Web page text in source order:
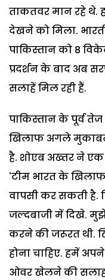
ताकतवर मान रहे थे.
देखने को मिला.
पाकिस्तान को 8
प्रदर्शन के बाद अब
सलाहें मिल रही हैं.
पाकिस्तान के पूर्व
खिलाफ अगले
है. शोएब अख्तर ने
'टीम भारत के
वापसी कर सकती है.
जल्दबाजी में दिखे.
करने की जरूरत थी.
होना चाहिए. हमें
ओवर खेलने की सलाह